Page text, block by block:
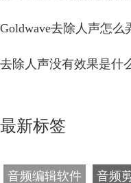
Goldwave去除人声怎么
去除人声没有效果是什
最新标签
音频编辑软件 音频